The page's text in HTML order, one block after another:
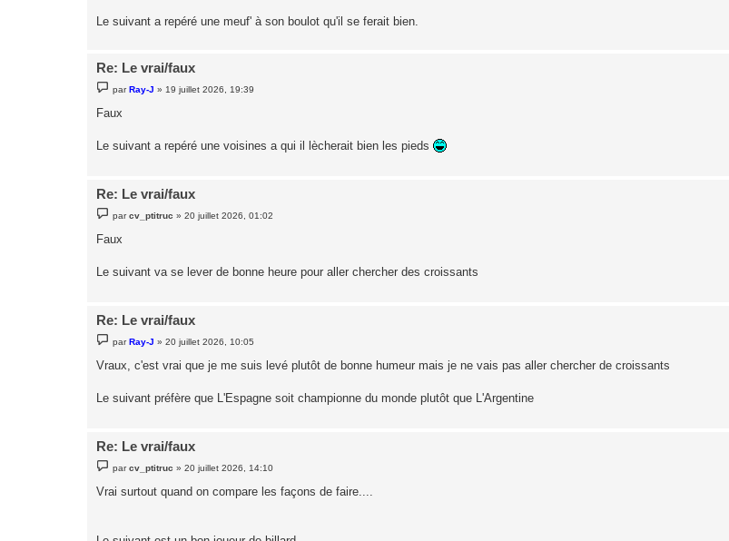
e
Le suivant a repéré une meuf' à son boulot qu'il se ferait bien.
Re: Le vrai/faux
e
s
e
parRay-J » 19 juillet 2026, 19:39
Faux
Le suivant a repéré une voisines a qui il lècherait bien les pieds
Re: Le vrai/faux
e
s
e
parcv_ptitruc »20 juillet 2026, 01:02
Faux
Le suivant va se lever de bonne heure pour aller chercher des croissants
Re: Le vrai/faux
e
s
e
parRay-J »20 juillet 2026, 10:05
Vraux, c'est vrai que je me suis levé plutôt de bonne humeur mais je ne vais pas aller chercher de croissants
Le suivant préfère que L'Espagne soit championne du monde plutôt que L'Argentine
Re: Le vrai/faux
e
s
parcv_ptitruc »20 juillet 2026, 14:10
Vrai surtout quand on compare les façons de faire....